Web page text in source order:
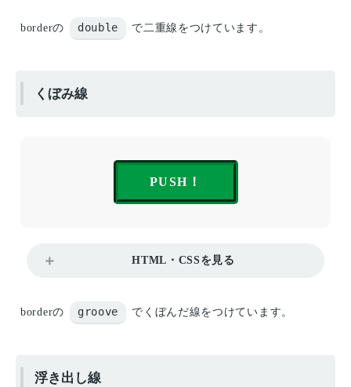
borderの double で二重線をつけています。
くぼみ線
PUSH！
HTML・CSSを見る
borderの groove でくぼんだ線をつけています。
浮き出し線